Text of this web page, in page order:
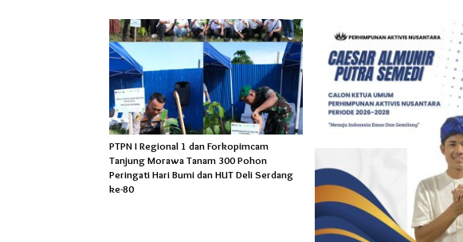
PTPN I Regional 1 dan Forkopimcam
Tanjung Morawa Tanam 300 Pohon
Peringati Hari Bumi dan HUT Deli Serdang
ke-80